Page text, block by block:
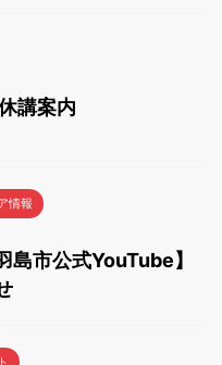
講案内
情報
島市公式YouTube】